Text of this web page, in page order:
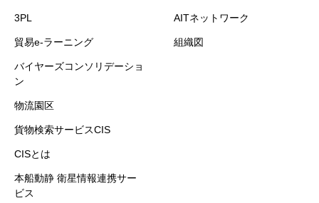
3PL
貿易e-ラーニング
バイヤーズコンソリデーショ
ン
物流園区
貨物検索サービスCIS
CISとは
本船動静 衛星情報連携サー
ビス
AITネットワーク
組織図